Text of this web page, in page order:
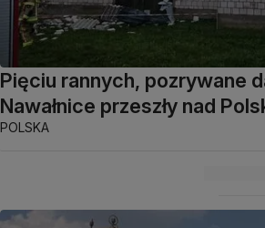
Pięciu rannych, pozrywane
Nawałnice przeszły nad
POLSKA